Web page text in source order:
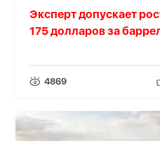
Эксперт допускает
175 долларов за
4869